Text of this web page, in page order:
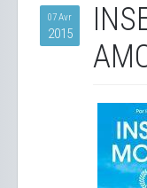
07 Avr
2015